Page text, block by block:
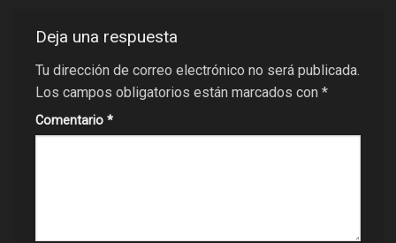
Deja una respuesta
Tu dirección de correo electrónico no será publicada.
Los campos obligatorios están marcados con *
Comentario *